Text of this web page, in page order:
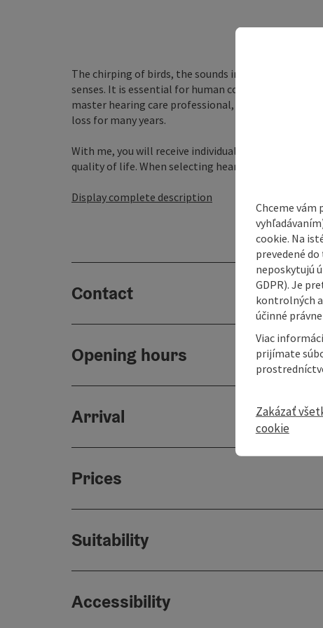
The chirping of birds, the sounds in the forest or
senses. It is essential for human communication
master hearing care professional, I have been
loss for many years.
With me, you will receive individual advice and care
quality of life. When selecting hearing aids, I take
Display complete description
Contact
Opening hours
Arrival
Prices
Suitability
Accessibility
Chceme vám
cookie. Na
prevedené
neposkytujú
GDPR). Je
kontrolných
účinné
Viac
prijímate
Zakázať
cookie